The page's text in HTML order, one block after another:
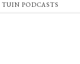
TUIN PODCASTS